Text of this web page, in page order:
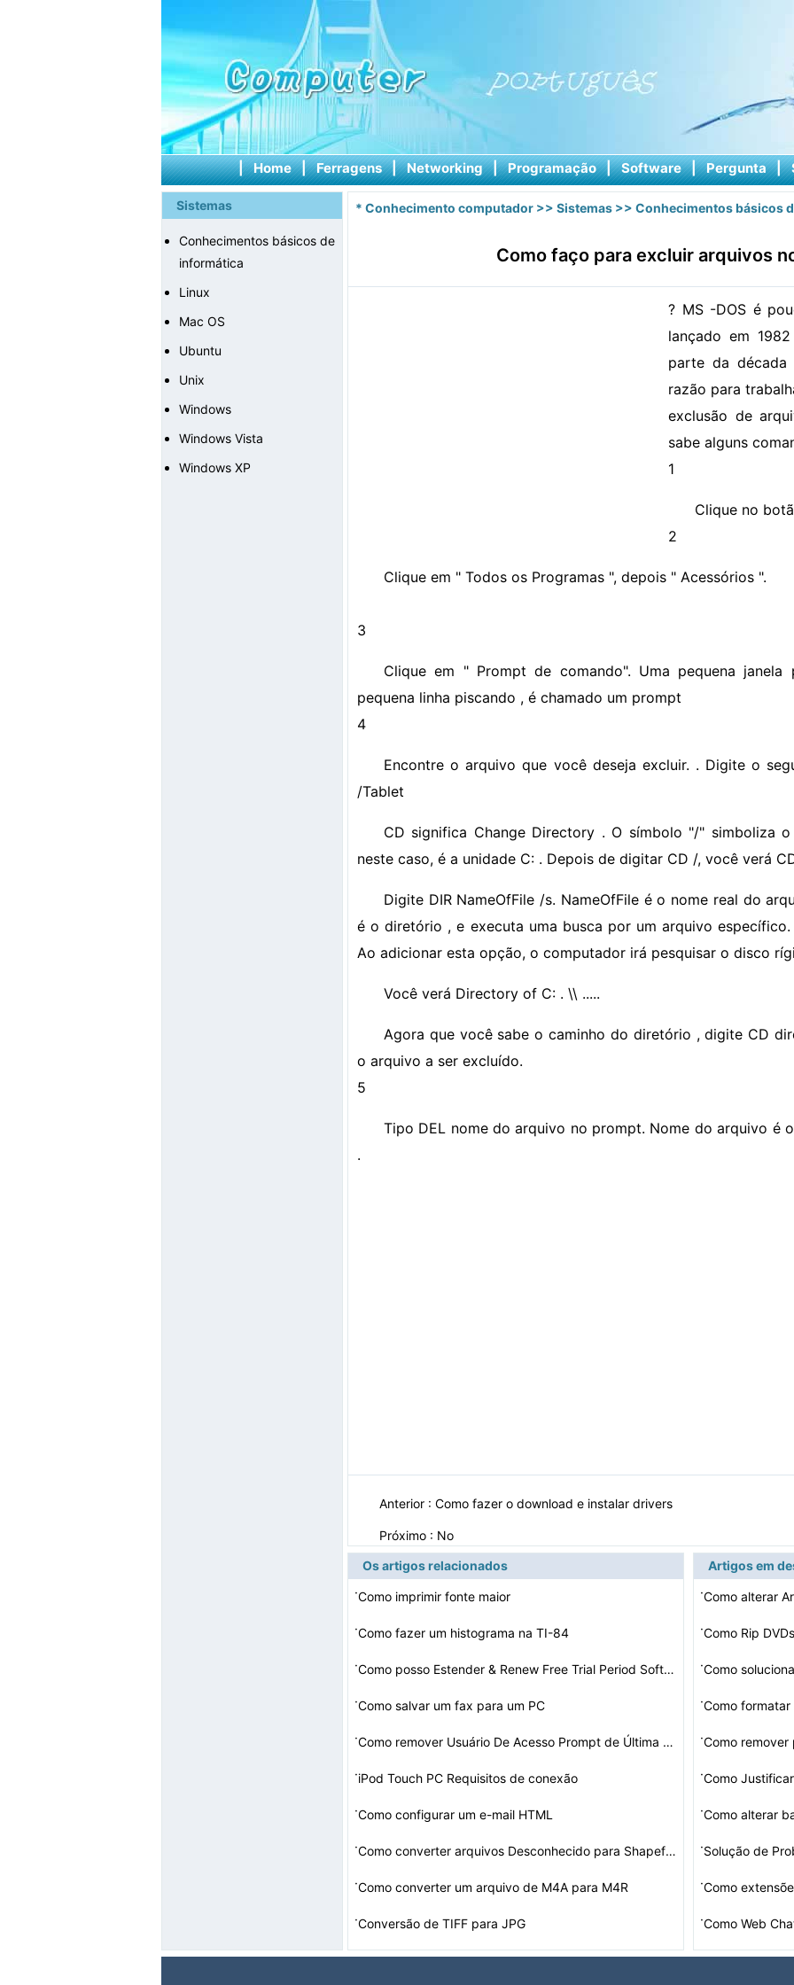
| Home | Ferragens | Networking | Programação | Software | Pergunta |
Sistemas
Conhecimentos básicos de
informática
Linux
Mac OS
Ubuntu
Unix
Windows
Windows Vista
Windows XP
* Conhecimento computador >> Sistemas >> Conhecimentos básicos
Como faço para excluir arquivos
? MS -DOS é
lançado em
parte da
razão para
exclusão de
sabe alguns
1
Clique no
2
Clique em " Todos os Programas ", depois " Acessórios ".
3
Clique em " Prompt de comando". Uma pequena janela
pequena linha piscando , é chamado um prompt
4
Encontre o arquivo que você deseja excluir. . Digite o
/Tablet
CD significa Change Directory . O símbolo "/" simboliza
neste caso, é a unidade C: . Depois de digitar CD /, você verá
Digite DIR NameOfFile /s. NameOfFile é o nome real do
é o diretório , e executa uma busca por um arquivo
Ao adicionar esta opção, o computador irá pesquisar o disco
Você verá Directory of C: . \\ .....
Agora que você sabe o caminho do diretório , digite CD
o arquivo a ser excluído.
5
Tipo DEL nome do arquivo no prompt. Nome do arquivo é
.
Anterior : Como fazer o download e instalar drivers
Próximo : No
Os artigos relacionados
·Como imprimir fonte maior
·Como fazer um histograma na TI-84
· Como posso Estender & Renew Free Trial Period Software
·Como salvar um fax para um PC
· Como remover Usuário De Acesso Prompt de Última sessã…
·iPod Touch PC Requisitos de conexão
·Como configurar um e-mail HTML
· Como converter arquivos Desconhecido para Shapefile
·Como converter um arquivo de M4A para M4R
·Conversão de TIFF para JPG
Artigos em
·Como alterar
·Como Rip
·
·Como formatar
·
·
·Como alterar
·Solução de
·Como
·Como Web